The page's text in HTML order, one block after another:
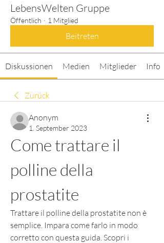
LebensWelten Gruppe
Öffentlich · 1 Mitglied
Beitreten
Diskussionen Medien Mitglieder Info
Zurück
Anonym
1. September 2023
Come trattare il
polline della
prostatite
Trattare il polline della prostatite non è
semplice. Impara come farlo in modo
corretto con questa guida. Scopri i